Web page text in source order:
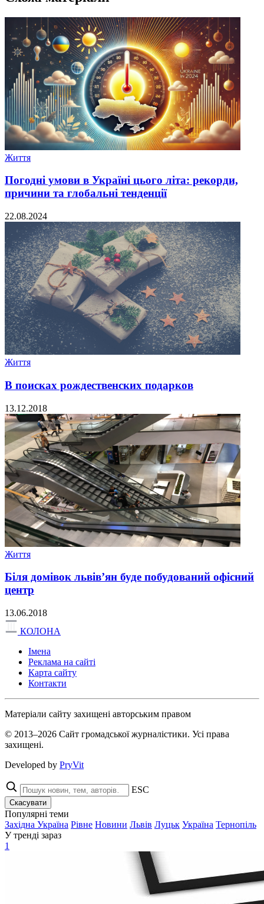
Життя
Погодні умови в Україні цього літа: рекорди,
причини та глобальні тенденції
22.08.2024
Життя
В поисках рождественских подарков
13.12.2018
Життя
Біля домівок львів’ян буде побудований офісний
центр
13.06.2018
КОЛОНА
Імена
Реклама на сайті
Карта сайту
Контакти
Матеріали сайту захищені авторським правом
© 2013–2026 Сайт громадської журналістики. Усі права
захищені.
Developed by PryVit
ESC
Скасувати
Популярні теми
Західна Україна Рівне Новини Львів Луцьк Україна Тернопіль
У тренді зараз
1